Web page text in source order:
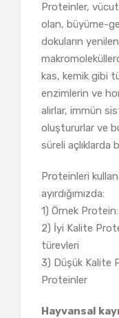
Proteinler,
olan, büyüme-
dokuların
kas, kemik gibi
enzimlerin ve
alırlar, immün
oluştururlar ve
süreli açlıklarda
Proteinleri
ayırdığımızda:
1) Örnek
2) İyi Kalite
türevleri
3) Düşük Kalite
Proteinler
Hayvansal